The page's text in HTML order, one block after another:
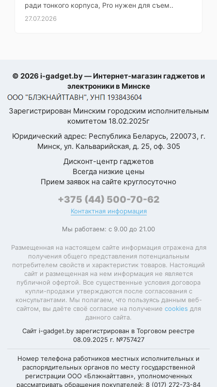
Складывание
Выдвигающиеся
ноги
Механическая
рука
Функциональные
особенности
пылесоса
локальная
уборка,
уборка по
расписанию,
виртуальная
стена в
приложении
Функциональные
самоочистка
пылесборника
робота
управление
мобильное
приложение
Интеграция в
"умный дом"
фирменное
приложение
Аккумулятор и время работы
Тип аккумулятора
Li-ion
Емкость
аккумулятора
5 200 мА·ч
ради тонкого корпуса, Pro нужен для съем..
27.07.2026
© 2026 i-gadget.by — Интернет-магазин гаджетов и
электроники в Минске
Зарегистрирован Минским городским исполнительным
комитетом 18.02.2025г
Юридический адрес: Республика Беларусь, 220073, г.
Минск, ул. Кальварийская, д. 25, оф. 305
Дисконт-центр гаджетов
Всегда низкие цены
Прием заявок на сайте круглосуточно
+375 (44) 500-70-62
Контактная информация
Мы работаем: с 9.00 до 21.00
Размещенная на настоящем сайте информация отражена для
получения общего представления потенциальным
потребителем свойств и характеристик товаров. Настоящий
сайт и размещенная на нем информация не является
публичной офертой. Все существенные условия договора
купли-продажи утверждаются после согласования с
консультантами. Мы полагаем, что пользуясь данным веб-
сайтом, вы даёте своё согласие на получение cookies для
данного сайта.
Сайт i-gadget.by зарегистрирован в Торговом реестре
08.09.2025 г. №757427
Номер телефона работников местных исполнительных и
распорядительных органов по месту государственной
регистрации ООО «Блэкнайттавн», уполномоченных
рассматривать обращения покупателей: 8 (017) 272-73-84